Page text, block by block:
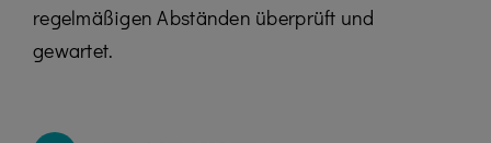
regelmäßigen Abständen überprüft und
gewartet.